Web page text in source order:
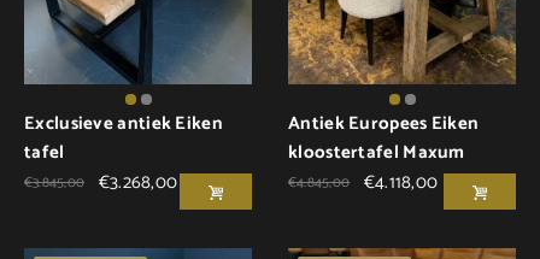
Exclusieve antiek Eiken
tafel
€3.845,00 €3.268,00
Antiek Europees Eiken
kloostertafel Maxum
€4.845,00 €4.118,00